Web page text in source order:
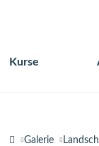
Navigation
Kurse
Galerie